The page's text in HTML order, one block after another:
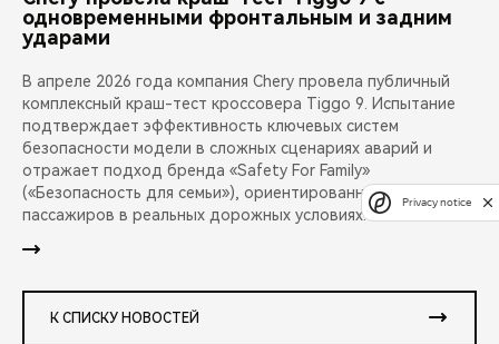
одновременными фронтальным и задним
ударами
В апреле 2026 года компания Chery провела публичный
комплексный краш-тест кроссовера Tiggo 9. Испытание
подтверждает эффективность ключевых систем
безопасности модели в сложных сценариях аварий и
отражает подход бренда «Safety For Family»
(«Безопасность для семьи»), ориентированный на защиту
пассажиров в реальных дорожных условиях.
К СПИСКУ НОВОСТЕЙ
Privacy notice